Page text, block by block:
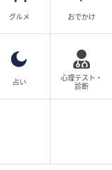
作品をもっとみる
グルメ おでかけ
占い
心理テスト・
診断